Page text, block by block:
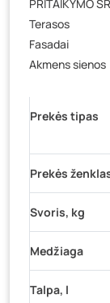
PRITAIKYMO
Terasos
Fasadai
Akmens sienos
Prekės tipas
Prekės
Svoris, kg
Medžiaga
Talpa, l